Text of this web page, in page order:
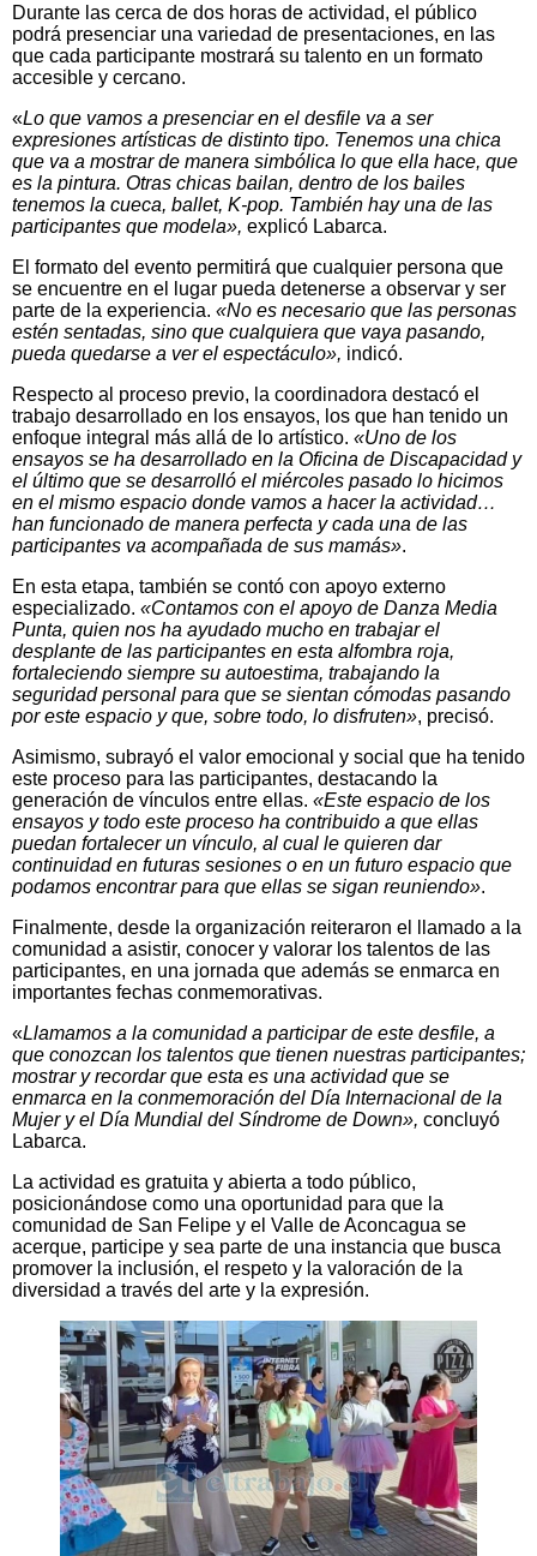
Durante las cerca de dos horas de actividad, el público
podrá presenciar una variedad de presentaciones, en las
que cada participante mostrará su talento en un formato
accesible y cercano.
«Lo que vamos a presenciar en el desfile va a ser
expresiones artísticas de distinto tipo. Tenemos una chica
que va a mostrar de manera simbólica lo que ella hace, que
es la pintura. Otras chicas bailan, dentro de los bailes
tenemos la cueca, ballet, K-pop. También hay una de las
participantes que modela», explicó Labarca.
El formato del evento permitirá que cualquier persona que
se encuentre en el lugar pueda detenerse a observar y ser
parte de la experiencia. «No es necesario que las personas
estén sentadas, sino que cualquiera que vaya pasando,
pueda quedarse a ver el espectáculo», indicó.
Respecto al proceso previo, la coordinadora destacó el
trabajo desarrollado en los ensayos, los que han tenido un
enfoque integral más allá de lo artístico. «Uno de los
ensayos se ha desarrollado en la Oficina de Discapacidad y
el último que se desarrolló el miércoles pasado lo hicimos
en el mismo espacio donde vamos a hacer la actividad…
han funcionado de manera perfecta y cada una de las
participantes va acompañada de sus mamás».
En esta etapa, también se contó con apoyo externo
especializado. «Contamos con el apoyo de Danza Media
Punta, quien nos ha ayudado mucho en trabajar el
desplante de las participantes en esta alfombra roja,
fortaleciendo siempre su autoestima, trabajando la
seguridad personal para que se sientan cómodas pasando
por este espacio y que, sobre todo, lo disfruten», precisó.
Asimismo, subrayó el valor emocional y social que ha tenido
este proceso para las participantes, destacando la
generación de vínculos entre ellas. «Este espacio de los
ensayos y todo este proceso ha contribuido a que ellas
puedan fortalecer un vínculo, al cual le quieren dar
continuidad en futuras sesiones o en un futuro espacio que
podamos encontrar para que ellas se sigan reuniendo».
Finalmente, desde la organización reiteraron el llamado a la
comunidad a asistir, conocer y valorar los talentos de las
participantes, en una jornada que además se enmarca en
importantes fechas conmemorativas.
«Llamamos a la comunidad a participar de este desfile, a
que conozcan los talentos que tienen nuestras participantes;
mostrar y recordar que esta es una actividad que se
enmarca en la conmemoración del Día Internacional de la
Mujer y el Día Mundial del Síndrome de Down», concluyó
Labarca.
La actividad es gratuita y abierta a todo público,
posicionándose como una oportunidad para que la
comunidad de San Felipe y el Valle de Aconcagua se
acerque, participe y sea parte de una instancia que busca
promover la inclusión, el respeto y la valoración de la
diversidad a través del arte y la expresión.